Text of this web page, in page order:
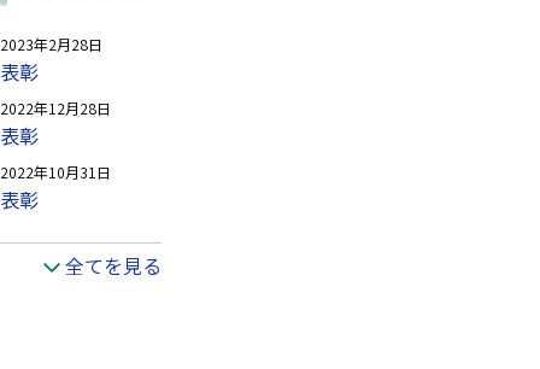
2023年2月28日
表彰
2022年12月28日
表彰
2022年10月31日
表彰
全てを見る